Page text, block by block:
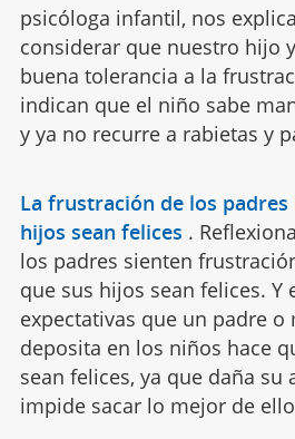
psicóloga infantil, nos
considerar que nuestro hijo
buena tolerancia a la
indican que el niño sabe
y ya no recurre a rabietas y
La frustración de los padres
hijos sean felices .
los padres sienten
que sus hijos sean felices. Y
expectativas que un padre o
deposita en los niños hace
sean felices, ya que daña su
impide sacar lo mejor de